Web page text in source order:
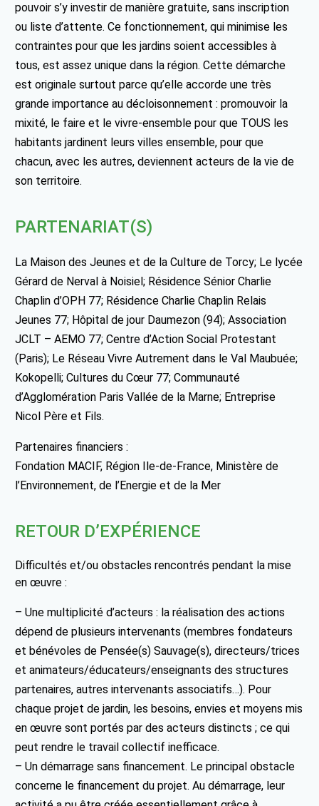
pouvoir s’y investir de manière gratuite, sans inscription
ou liste d’attente. Ce fonctionnement, qui minimise les
contraintes pour que les jardins soient accessibles à
tous, est assez unique dans la région. Cette démarche
est originale surtout parce qu’elle accorde une très
grande importance au décloisonnement : promouvoir la
mixité, le faire et le vivre-ensemble pour que TOUS les
habitants jardinent leurs villes ensemble, pour que
chacun, avec les autres, deviennent acteurs de la vie de
son territoire.
PARTENARIAT(S)
La Maison des Jeunes et de la Culture de Torcy; Le lycée
Gérard de Nerval à Noisiel; Résidence Sénior Charlie
Chaplin d’OPH 77; Résidence Charlie Chaplin Relais
Jeunes 77; Hôpital de jour Daumezon (94); Association
JCLT – AEMO 77; Centre d’Action Social Protestant
(Paris); Le Réseau Vivre Autrement dans le Val Maubuée;
Kokopelli; Cultures du Cœur 77; Communauté
d’Agglomération Paris Vallée de la Marne; Entreprise
Nicol Père et Fils.
Partenaires financiers :
Fondation MACIF, Région Ile-de-France, Ministère de
l’Environnement, de l’Energie et de la Mer
RETOUR D’EXPÉRIENCE
Difficultés et/ou obstacles rencontrés pendant la mise
en œuvre :
– Une multiplicité d’acteurs : la réalisation des actions
dépend de plusieurs intervenants (membres fondateurs
et bénévoles de Pensée(s) Sauvage(s), directeurs/trices
et animateurs/éducateurs/enseignants des structures
partenaires, autres intervenants associatifs…). Pour
chaque projet de jardin, les besoins, envies et moyens mis
en œuvre sont portés par des acteurs distincts ; ce qui
peut rendre le travail collectif inefficace.
– Un démarrage sans financement. Le principal obstacle
concerne le financement du projet. Au démarrage, leur